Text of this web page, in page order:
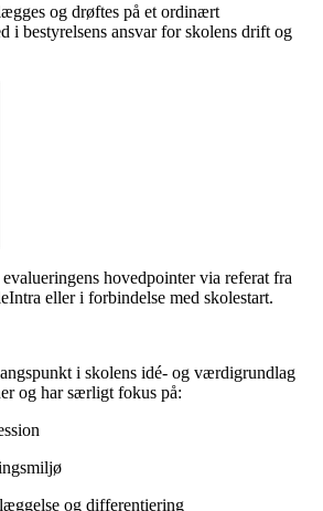
og drøftes på et ordinært
i bestyrelsens ansvar for skolens drift og
hovedpointer via referat fra
eller i forbindelse med skolestart.
i skolens idé- og værdigrundlag
og har særligt fokus på:
og differentiering